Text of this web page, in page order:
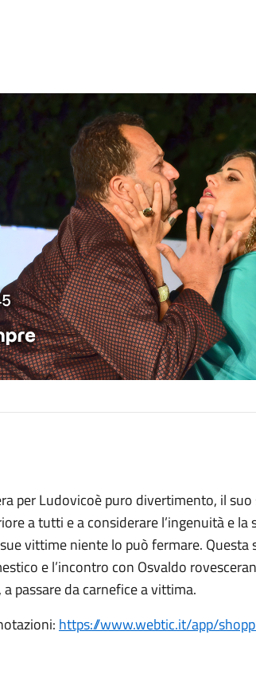
per Ludovicoè puro divertimento, il
a tutti e a considerare l’ingenuità e
vittime niente lo può fermare. Questa
e l’incontro con Osvaldo
passare da carnefice a vittima.
https://www.webtic.it/app/